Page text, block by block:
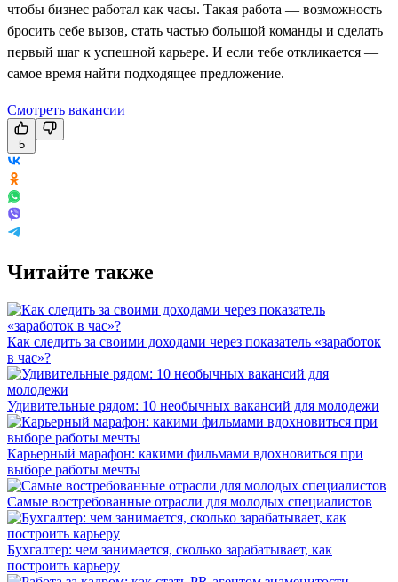
чтобы бизнес работал как часы. Такая работа — возможность
бросить себе вызов, стать частью большой команды и сделать
первый шаг к успешной карьере. И если тебе откликается —
самое время найти подходящее предложение.
Смотреть вакансии
5
Читайте также
Как следить за своими доходами через показатель «заработок
в час»?
Удивительные рядом: 10 необычных вакансий для молодежи
Карьерный марафон: какими фильмами вдохновиться при
выборе работы мечты
Самые востребованные отрасли для молодых специалистов
Бухгалтер: чем занимается, сколько зарабатывает, как
построить карьеру